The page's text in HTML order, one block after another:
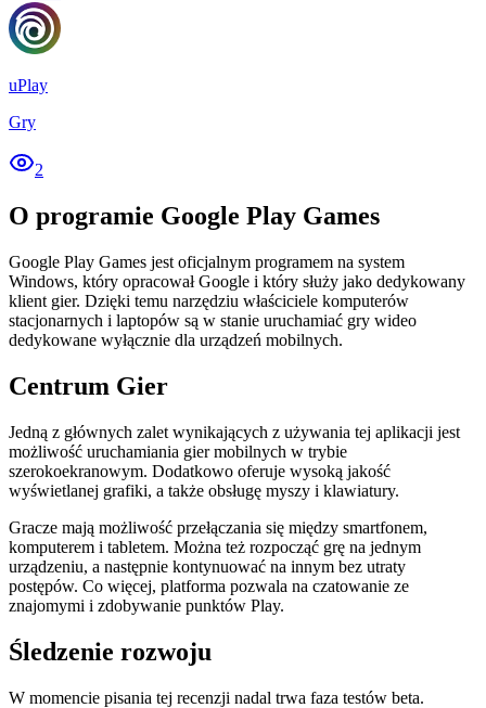
uPlay
Gry
2
O programie Google Play Games
Google Play Games jest oficjalnym programem na system
Windows, który opracował Google i który służy jako dedykowany
klient gier. Dzięki temu narzędziu właściciele komputerów
stacjonarnych i laptopów są w stanie uruchamiać gry wideo
dedykowane wyłącznie dla urządzeń mobilnych.
Centrum Gier
Jedną z głównych zalet wynikających z używania tej aplikacji jest
możliwość uruchamiania gier mobilnych w trybie
szerokoekranowym. Dodatkowo oferuje wysoką jakość
wyświetlanej grafiki, a także obsługę myszy i klawiatury.
Gracze mają możliwość przełączania się między smartfonem,
komputerem i tabletem. Można też rozpocząć grę na jednym
urządzeniu, a następnie kontynuować na innym bez utraty
postępów. Co więcej, platforma pozwala na czatowanie ze
znajomymi i zdobywanie punktów Play.
Śledzenie rozwoju
W momencie pisania tej recenzji nadal trwa faza testów beta.